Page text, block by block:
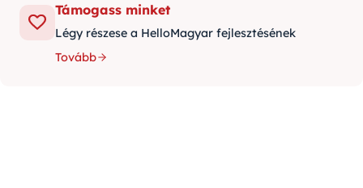
Támogass minket
Légy részese a HelloMagyar fejlesztésének
Tovább